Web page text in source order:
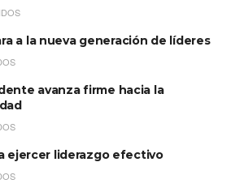
a la nueva generación de líderes
avanza firme hacia la
ejercer liderazgo efectivo